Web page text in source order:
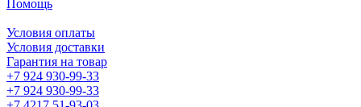
Помощь
Условия оплаты
Условия доставки
Гарантия на товар
+7 924 930-99-33
+7 924 930-99-33